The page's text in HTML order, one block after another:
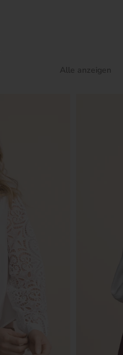
Alle anzeigen